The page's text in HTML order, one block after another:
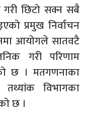
छिटो सक्न सबै
प्रमुख निर्वाचन
आयोगले सातवटै
गरी परिणाम
छ । मतगणनाका
विभागका
छ ।